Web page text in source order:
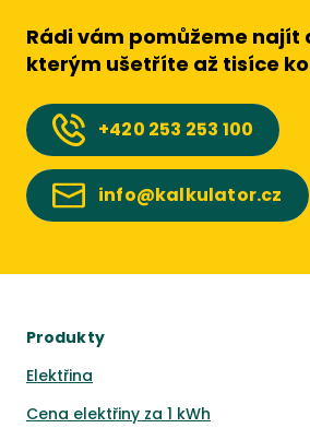
Rádi vám pomůžeme najít
kterým ušetříte až tisíce
+420 253 253 100
info@kalkulator.cz
Produkty
Elektřina
Cena elektřiny za 1 kWh